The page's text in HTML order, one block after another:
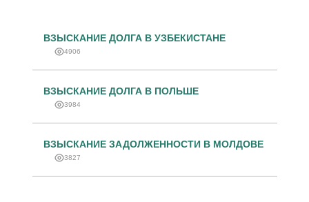
ВЗЫСКАНИЕ ДОЛГА В УЗБЕКИСТАНЕ
4906
ВЗЫСКАНИЕ ДОЛГА В ПОЛЬШЕ
3984
ВЗЫСКАНИЕ ЗАДОЛЖЕННОСТИ В МОЛДОВЕ
3827